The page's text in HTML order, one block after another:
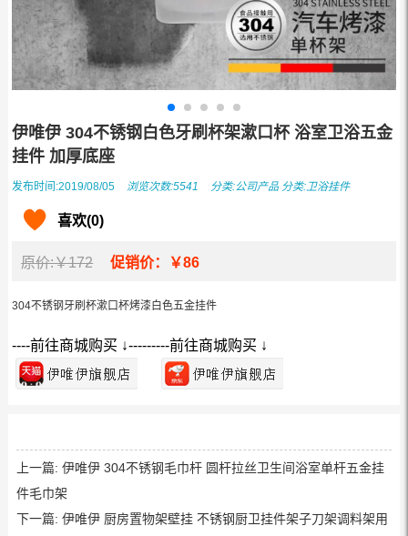
伊唯伊 304不锈钢白色牙刷杯架漱口杯 浴室卫浴五金
挂件 加厚底座
发布时间:2019/08/05 浏览次数:5541 分类:公司产品 分类:卫浴挂件
喜欢(0)
原价:￥172 促销价：￥86
304不锈钢牙刷杯漱口杯烤漆白色五金挂件
----前往商城购买 ↓---------前往商城购买 ↓
上一篇: 伊唯伊 304不锈钢毛巾杆 圆杆拉丝卫生间浴室单杆五金挂
件毛巾架
下一篇: 伊唯伊 厨房置物架壁挂 不锈钢厨卫挂件架子刀架调料架用